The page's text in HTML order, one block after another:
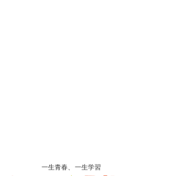
一生青春、一生学習